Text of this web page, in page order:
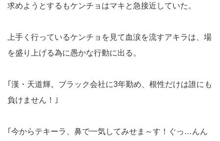
求めようとするもケンチョはマキと急接近していた。
上手く行っているケンチョを見て血涙を流すアキラは、場
を盛り上げる為に愚かな行動に出る。
｢漢・天道輝。ブラック会社に3年勤め、根性だけは誰にも
負けません！｣
｢今からテキーラ、鼻で一気してみせま～す！ぐっ…んん